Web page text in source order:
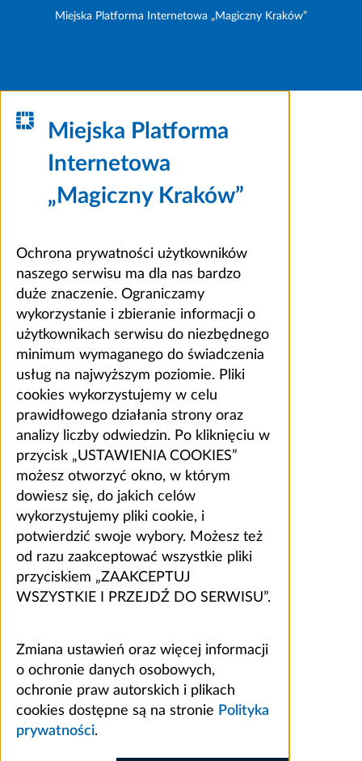
Miejska Platforma Internetowa „Magiczny Kraków”
Miejska Platforma
Internetowa
„Magiczny Kraków”
Ochrona prywatności użytkowników
naszego serwisu ma dla nas bardzo
duże znaczenie. Ograniczamy
wykorzystanie i zbieranie informacji o
użytkownikach serwisu do niezbędnego
minimum wymaganego do świadczenia
usług na najwyższym poziomie. Pliki
cookies wykorzystujemy w celu
prawidłowego działania strony oraz
analizy liczby odwiedzin. Po kliknięciu w
przycisk „USTAWIENIA COOKIES”
możesz otworzyć okno, w którym
dowiesz się, do jakich celów
wykorzystujemy pliki cookie, i
potwierdzić swoje wybory. Możesz też
od razu zaakceptować wszystkie pliki
przyciskiem „ZAAKCEPTUJ
WSZYSTKIE I PRZEJDŹ DO SERWISU”.
Zmiana ustawień oraz więcej informacji
o ochronie danych osobowych,
ochronie praw autorskich i plikach
cookies dostępne są na stronie Polityka
prywatności.